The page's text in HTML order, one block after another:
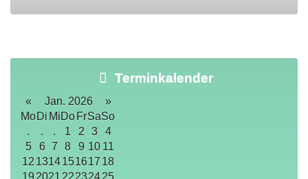
Terminkalender
« Jan. 2026
»
MoDi MiDo FrSaSo
.
. . 1 2 3
4
5
6 7 8 9 10 11
12 1314151617 18
19 2021 22232425